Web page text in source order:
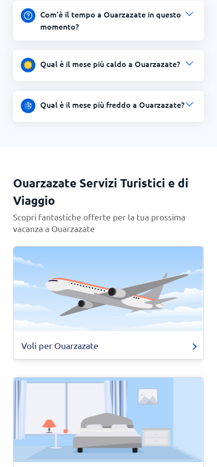
Com'è il tempo a Ouarzazate in questo
momento?
Qual è il mese più caldo a Ouarzazate?
Qual è il mese più freddo a Ouarzazate?
Ouarzazate Servizi Turistici e di
Viaggio
Scopri fantastiche offerte per la tua prossima
vacanza a Ouarzazate
Voli per Ouarzazate